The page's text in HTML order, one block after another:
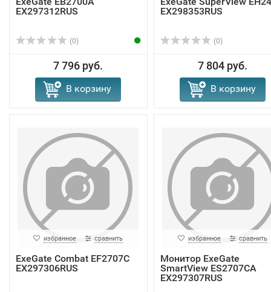
EX297312RUS
(0)
7 796 руб.
В корзину
EX298353RUS
(0)
7 804 руб.
В корзину
избранное сравнить
ExeGate Combat EF2707C
EX297306RUS
избранное сравнить
Монитор ExeGate
SmartView ES2707CA
EX297307RUS